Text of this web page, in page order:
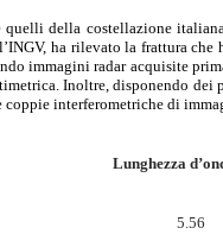
quelli della costellazione italiana
ha rilevato la frattura
immagini radar acquisite
Inoltre, disponendo
interferometriche di
Lunghezza
5.56